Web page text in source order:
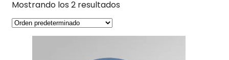
Mostrando los 2 resultados